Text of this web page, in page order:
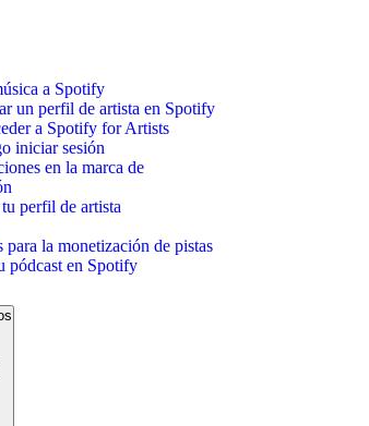
a Spotify
un perfil de artista en Spotify
a Spotify for Artists
iniciar sesión
en la marca de
perfil de artista
para la monetización de pistas
pódcast en Spotify